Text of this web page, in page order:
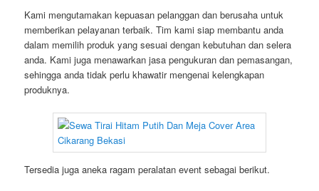
Kami mengutamakan kepuasan pelanggan dan berusaha untuk
memberikan pelayanan terbaik. Tim kami siap membantu anda
dalam memilih produk yang sesuai dengan kebutuhan dan selera
anda. Kami juga menawarkan jasa pengukuran dan pemasangan,
sehingga anda tidak perlu khawatir mengenai kelengkapan
produknya.
Tersedia juga aneka ragam peralatan event sebagai berikut.